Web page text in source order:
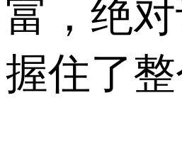
富，绝
握住了